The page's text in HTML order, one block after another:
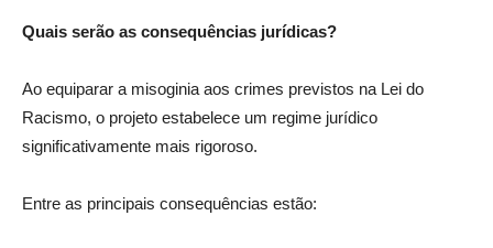
Quais serão as consequências jurídicas?
Ao equiparar a misoginia aos crimes previstos na Lei do
Racismo, o projeto estabelece um regime jurídico
significativamente mais rigoroso.
Entre as principais consequências estão: